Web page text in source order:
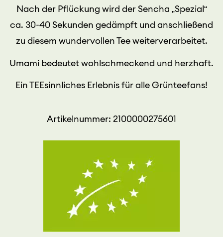
Nach der Pflückung wird der Sencha „Spezial“
ca. 30-40 Sekunden gedämpft und anschließend
zu diesem wundervollen Tee weiterverarbeitet.
Umami bedeutet wohlschmeckend und herzhaft.
Ein TEEsinnliches Erlebnis für alle Grünteefans!
Artikelnummer: 2100000275601